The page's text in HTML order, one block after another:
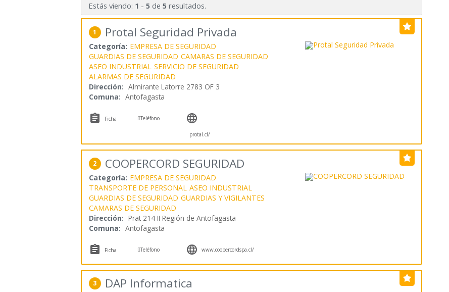
Estás viendo: 1 - 5 de 5 resultados.
1 Protal Seguridad Privada
Categoría: EMPRESA DE SEGURIDAD
GUARDIAS DE SEGURIDAD CAMARAS DE SEGURIDAD
ASEO INDUSTRIAL SERVICIO DE SEGURIDAD
ALARMAS DE SEGURIDAD
Dirección: Almirante Latorre 2783 OF 3
Comuna: Antofagasta
 Ficha Teléfono 
protal.cl/
2 COOPERCORD SEGURIDAD
Categoría: EMPRESA DE SEGURIDAD
TRANSPORTE DE PERSONAL ASEO INDUSTRIAL
GUARDIAS DE SEGURIDAD GUARDIAS Y VIGILANTES
CAMARAS DE SEGURIDAD
Dirección: Prat 214 II Región de Antofagasta
Comuna: Antofagasta
 Ficha Teléfono  www.coopercordspa.cl/
3 DAP Informatica